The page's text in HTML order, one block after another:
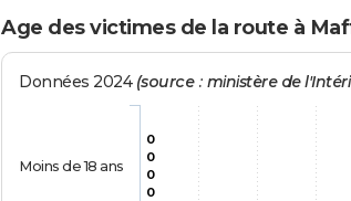
Age des victimes de la route à
Données 2024 (source : ministère de
0
0
0
0
Moins de 18 ans